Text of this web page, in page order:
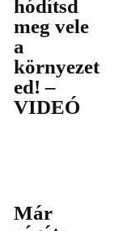
hódítsd
meg vele
a
környezet
ed! –
VIDEÓ
Már